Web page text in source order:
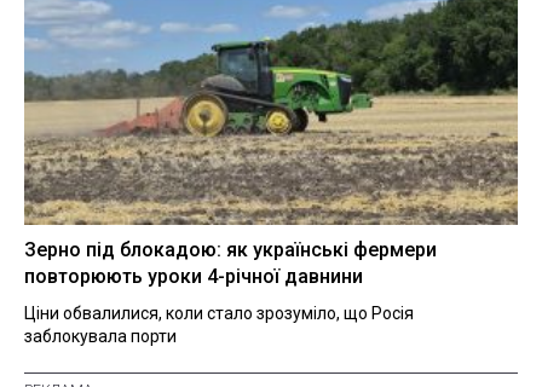
Зерно під блокадою: як українські фермери
повторюють уроки 4-річної давнини
Ціни обвалилися, коли стало зрозуміло, що Росія
заблокувала порти